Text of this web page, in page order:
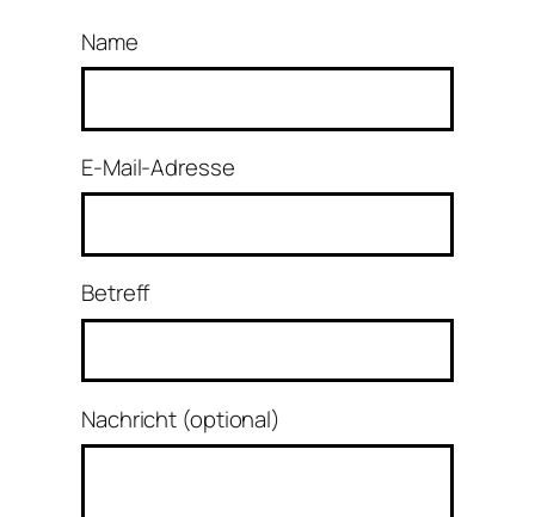
Name
E-Mail-Adresse
Betreff
Nachricht (optional)